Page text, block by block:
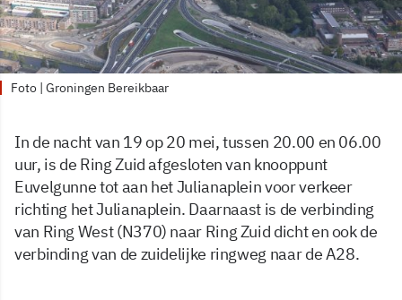
Foto | Groningen Bereikbaar
In de nacht van 19 op 20 mei, tussen 20.00 en 06.00
uur, is de Ring Zuid afgesloten van knooppunt
Euvelgunne tot aan het Julianaplein voor verkeer
richting het Julianaplein. Daarnaast is de verbinding
van Ring West (N370) naar Ring Zuid dicht en ook de
verbinding van de zuidelijke ringweg naar de A28.